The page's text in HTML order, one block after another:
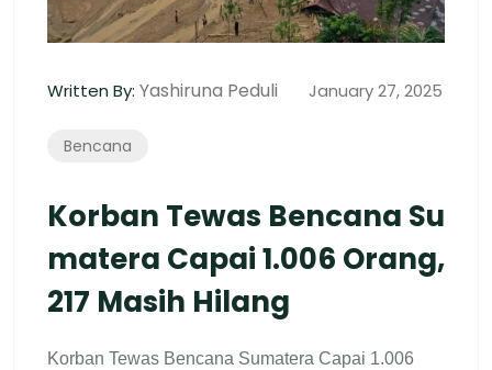
Written By: Yashiruna Peduli January 27, 2025
Bencana
Korban Tewas Bencana Su
Matera Capai 1.006 Orang,
217 Masih Hilang
Korban Tewas Bencana Sumatera Capai 1.006